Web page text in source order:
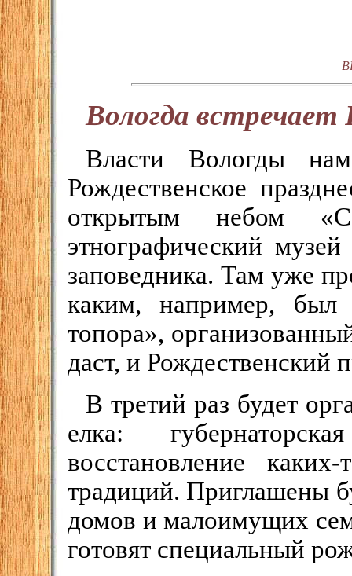
Вологда
Власти Вологды
Рождественское
открытым небом
этнографический
заповедника. Там уже
каким, например, был
топора»,
даст, и Рождественский
В третий раз будет
елка:
восстановление
традиций. Приглашены
домов и малоимущих
готовят специальный